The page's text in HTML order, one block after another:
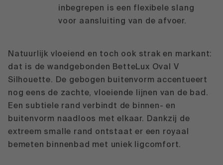
inbegrepen is een flexibele slang
voor aansluiting van de afvoer.
Natuurlijk vloeiend en toch ook strak en markant:
dat is de wandgebonden BetteLux Oval V
Silhouette. De gebogen buitenvorm accentueert
nog eens de zachte, vloeiende lijnen van de bad.
Een subtiele rand verbindt de binnen- en
buitenvorm naadloos met elkaar. Dankzij de
extreem smalle rand ontstaat er een royaal
bemeten binnenbad met uniek ligcomfort.